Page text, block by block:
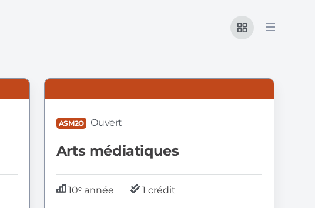
ASM2O:
Arts
ASM2O Ouvert
Arts médiatiques
10ᵉ année 1 crédit